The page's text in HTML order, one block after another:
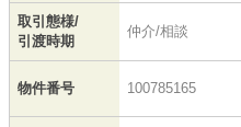
取引態様/
引渡時期
仲介/相談
物件番号 100785165